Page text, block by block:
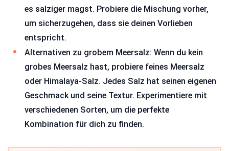
es salziger magst. Probiere die Mischung vorher,
um sicherzugehen, dass sie deinen Vorlieben
entspricht.
Alternativen zu grobem Meersalz: Wenn du kein
grobes Meersalz hast, probiere feines Meersalz
oder Himalaya-Salz. Jedes Salz hat seinen eigenen
Geschmack und seine Textur. Experimentiere mit
verschiedenen Sorten, um die perfekte
Kombination für dich zu finden.